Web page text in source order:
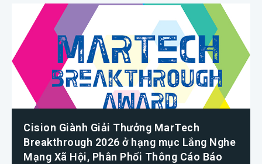
Cision Giành Giải Thưởng MarTech
Breakthrough 2026 ở hạng mục Lắng Nghe
Mạng Xã Hội, Phân Phối Thông Cáo Báo